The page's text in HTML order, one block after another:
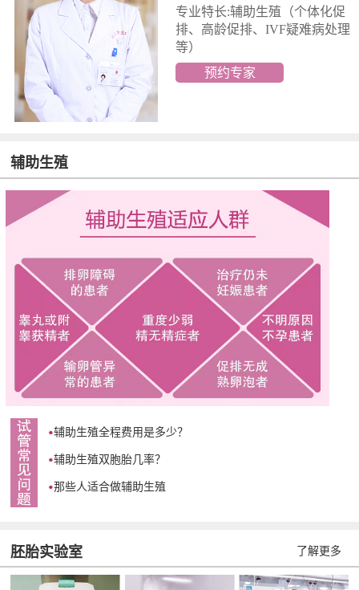
专业特长:辅助生殖 （个体化促
排、高龄促排、IVF疑难病处理
等）
预约专家
辅助生殖
辅助生殖全程费用是多少？
辅助生殖双胞胎几率？
那些人适合做辅助生殖
胚胎实验室 了解更多